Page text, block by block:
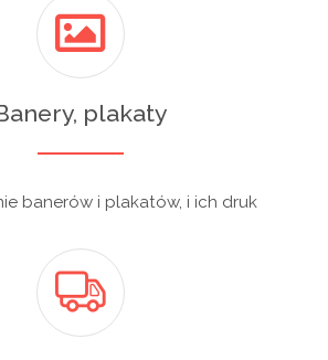
plakaty
banerów i plakatów, i ich druk